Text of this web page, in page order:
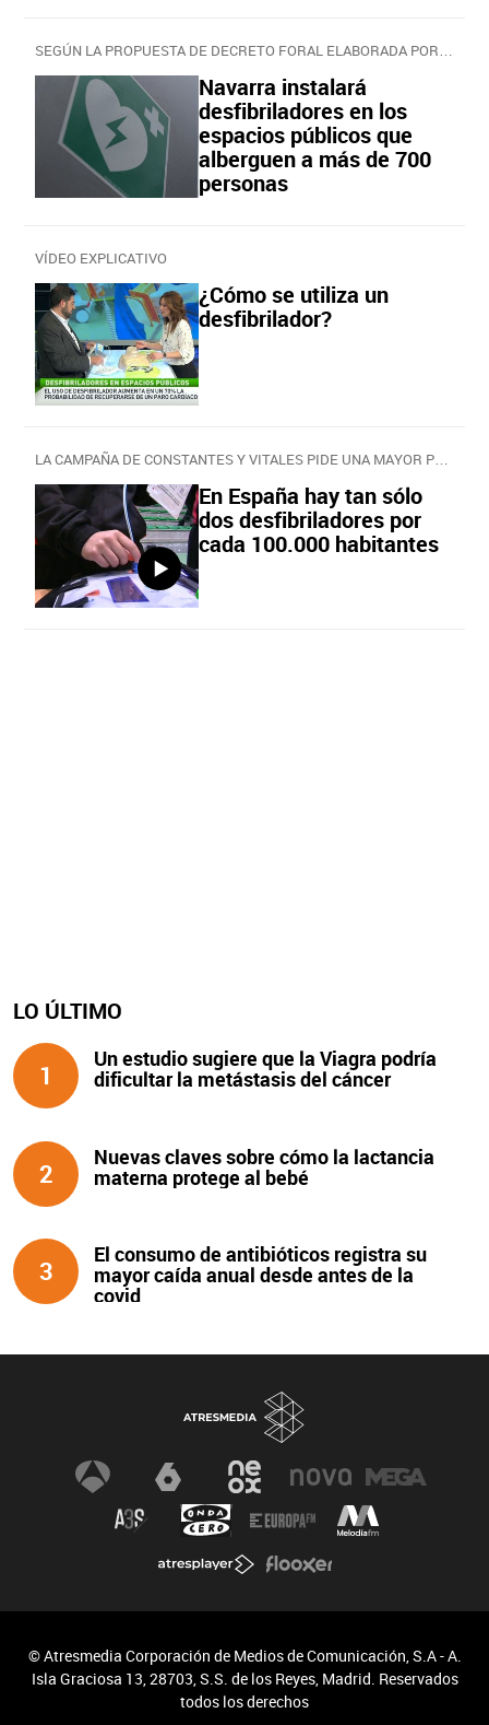
Navarra instalará
desfibriladores en los
espacios públicos que
alberguen a más de 700
personas
VÍDEO EXPLICATIVO
¿Cómo se utiliza un
desfibrilador?
LA CAMPAÑA DE CONSTANTES Y VITALES PIDE UNA MAYOR PRESENCIA DE ELLOS
En España hay tan sólo
dos desfibriladores por
cada 100.000 habitantes
LO ÚLTIMO
1
Un estudio sugiere que la Viagra podría
dificultar la metástasis del cáncer
2
Nuevas claves sobre cómo la lactancia
materna protege al bebé
3
El consumo de antibióticos registra su
mayor caída anual desde antes de la
covid
© Atresmedia Corporación de Medios de Comunicación, S.A - A.
Isla Graciosa 13, 28703, S.S. de los Reyes, Madrid. Reservados
todos los derechos